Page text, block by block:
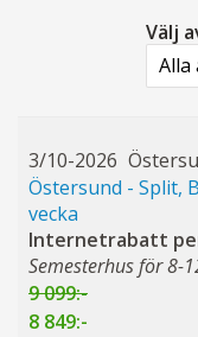
Välj
3/10-2026
Östersund - Split,
vecka
Internetrabatt
Semesterhus för 8-
9 099:-
8 849:-